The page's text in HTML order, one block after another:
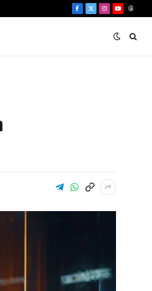
Facebook
X
Instagram
YouTube